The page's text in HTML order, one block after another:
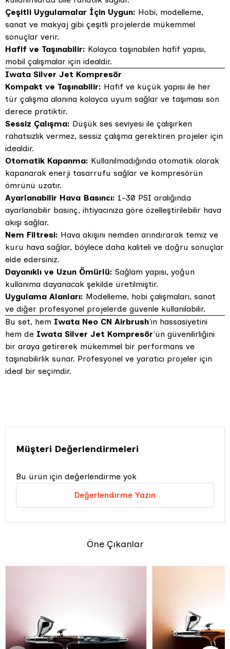
Çeşitli Uygulamalar İçin Uygun: Hobi, modelleme,
sanat ve makyaj gibi çeşitli projelerde mükemmel
sonuçlar verir.
Hafif ve Taşınabilir: Kolayca taşınabilen hafif yapısı,
mobil çalışmalar için idealdir.
Iwata Silver Jet Kompresör
Kompakt ve Taşınabilir: Hafif ve küçük yapısı ile her
tür çalışma alanına kolayca uyum sağlar ve taşıması son
derece pratiktir.
Sessiz Çalışma: Düşük ses seviyesi ile çalışırken
rahatsızlık vermez, sessiz çalışma gerektiren projeler için
idealdir.
Otomatik Kapanma: Kullanılmadığında otomatik olarak
kapanarak enerji tasarrufu sağlar ve kompresörün
ömrünü uzatır.
Ayarlanabilir Hava Basıncı: 1-30 PSI aralığında
ayarlanabilir basınç, ihtiyacınıza göre özelleştirilebilir hava
akışı sağlar.
Nem Filtresi: Hava akışını nemden arındırarak temiz ve
kuru hava sağlar, böylece daha kaliteli ve doğru sonuçlar
elde edersiniz.
Dayanıklı ve Uzun Ömürlü: Sağlam yapısı, yoğun
kullanıma dayanacak şekilde üretilmiştir.
Uygulama Alanları: Modelleme, hobi çalışmaları, sanat
ve diğer profesyonel projelerde güvenle kullanılabilir.
Bu set, hem Iwata Neo CN Airbrush'ın hassasiyetini
hem de Iwata Silver Jet Kompresör'ün güvenilirliğini
bir araya getirerek mükemmel bir performans ve
taşınabilirlik sunar. Profesyonel ve yaratıcı projeler için
ideal bir seçimdir.
Müşteri Değerlendirmeleri
Bu ürün için değerlendirme yok
Değerlendirme Yazın
Öne Çıkanlar